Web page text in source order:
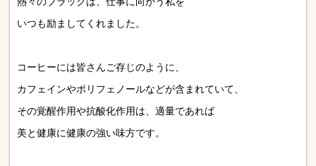
いつも励ましてくれました。
コーヒーには皆さんご存じのように、
カフェインやポリフェノールなどが含まれていて、
その覚醒作用や抗酸化作用は、適量であれば
美と健康に健康の強い味方です。